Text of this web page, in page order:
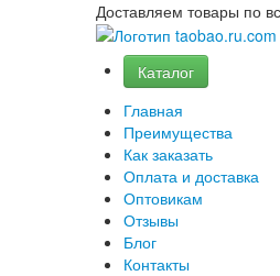
Доставляем товары по
Каталог
Главная
Преимущества
Как заказать
Оплата и доставка
Оптовикам
Отзывы
Блог
Контакты